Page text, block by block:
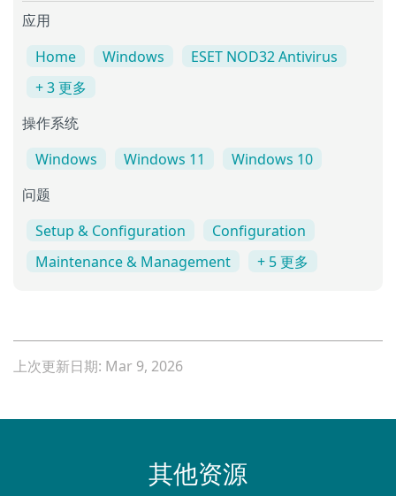
应用
Home Windows
ESET NOD32 Antivirus
+ 3 更多
操作系统
Windows Windows 11 Windows 10
问题
Setup & Configuration
Configuration
Maintenance & Management
+ 5 更多
上次更新日期: Mar 9, 2026
其他资源